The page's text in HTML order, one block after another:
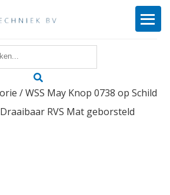
/ WSS May Knop 0738 op Schild
RVS Mat geborsteld